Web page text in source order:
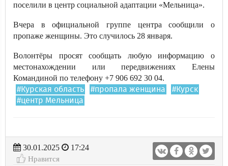
поселили в центр социальной адаптации «Мельница».
Вчера в официальной группе центра сообщили о
пропаже женщины. Это случилось 28 января.
Волонтёры просят сообщать любую информацию о
местонахождении или передвижениях Елены
Командиной по телефону +7 906 692 30 04.
#Курская область #пропала женщина
#Курск
#центр Мельница
30.01.2025
17:24
Нравится